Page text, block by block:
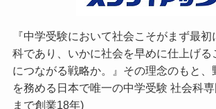
『中学受験において社会こそがまず最
科であり、いかに社会を早めに仕上げる
につながる戦略か。』その理念のもと、
を務める日本で唯一の中学受験 社会科
まで創業18年)